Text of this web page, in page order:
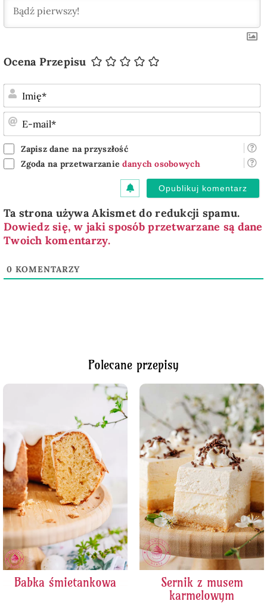
Ocena Przepisu
Zapisz dane na przyszłość
Zgoda na przetwarzaniedanych osobowych
Ta strona używa Akismet do redukcji spamu.
Dowiedz się, w jaki sposób przetwarzane są dane
Twoich komentarzy.
0 KOMENTARZY
Polecane przepisy
Babka śmietankowa
Sernik z musem
karmelowym